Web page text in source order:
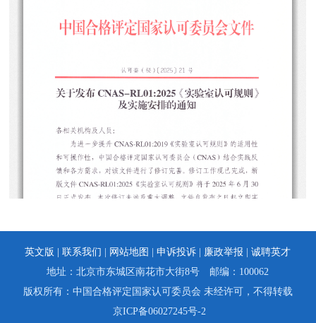
英文版 | 联系我们 | 网站地图 |申诉投诉 | 廉政举报 |诚聘英才
地址：北京市东城区南花市大街8号 邮编：100062
版权所有：中国合格评定国家认可委员会 未经许可，不得转载
京ICP备06027245号-2